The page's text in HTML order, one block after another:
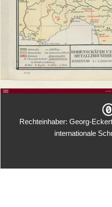
Rechteinhaber: Georg-
internationale